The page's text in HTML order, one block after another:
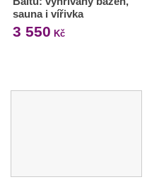
sauna i vířivka
3 550 Kč